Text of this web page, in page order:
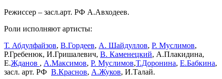
Режиссер – засл.арт. РФ А.Авходеев.
Роли исполняют артисты:
Т. Абдулфайзов, В.Гордеев, А. Шайдуллов, Р. Муслимов,
Р.Гребенюк, И.Гришалевич, В. Каменецкий, А.Плакидина,
Е.Жданов , А.Максимов, Р. Муслимов,Т.Доронина, Е.Бабкина,
засл. арт. РФ В.Краснов, А.Жуков, И.Талай.